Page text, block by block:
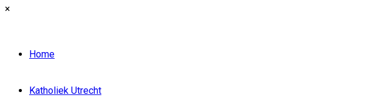
×
Home
Katholiek Utrecht